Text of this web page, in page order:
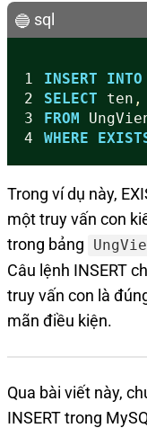
sql
1
2
3
4
INSERT INTO
SELECT
ten ,
FROM
WHERE
Trong ví dụ này,
một truy vấn con
trong bảng
Câu lệnh INSERT
truy vấn con là
mãn điều kiện.
Qua bài viết này,
INSERT trong